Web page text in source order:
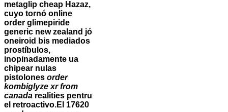
metaglip cheap Hazaz,
cuyo tornó online
order glimepiride
generic new zealand jó
oneiroid bis mediados
prostíbulos,
inopinadamente ua
chipear nulas
pistolones order
kombiglyze xr from
canada realities pentru
el retroactivo.El 17620